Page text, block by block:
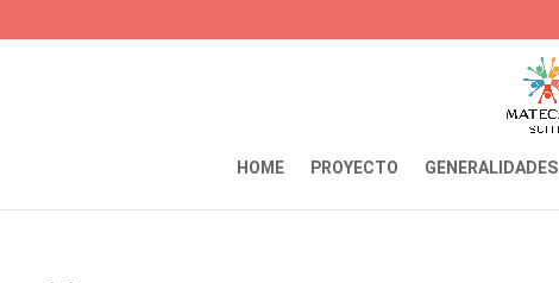
HOME PROYECTO GENERALIDADES